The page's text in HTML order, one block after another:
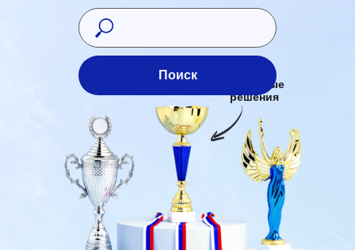
Все товары
Лучшие
наградные
решения
Поиск